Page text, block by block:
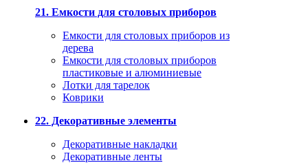
21. Емкости для столовых приборов
Емкости для столовых приборов из
дерева
Емкости для столовых приборов
пластиковые и алюминиевые
Лотки для тарелок
Коврики
22. Декоративные элементы
Декоративные накладки
Декоративные ленты